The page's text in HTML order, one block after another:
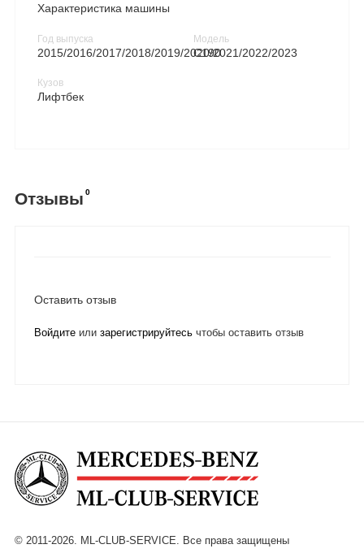
Характеристика машины
Год выпуска
2015/2016/2017/2018/2019/2020/2021/2022/2023
Кузов
Лифтбек
Модель
C190
Отзывы 0
Оставить отзыв
Войдитеили зарегистрируйтесьчтобы оставить отзыв
© 2011-2026. ML-CLUB-SERVICE. Все права защищены